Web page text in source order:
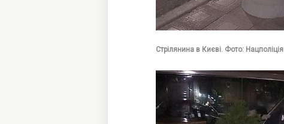
Стрілянина в Києві. Фото: Нацполіція